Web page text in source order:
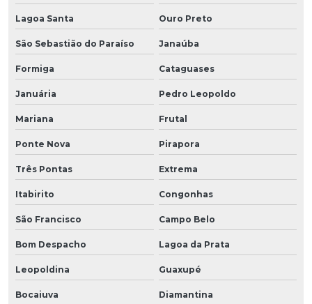
Lagoa Santa Ouro Preto
São Sebastião do Paraíso Janaúba
Formiga Cataguases
Januária Pedro Leopoldo
Mariana Frutal
Ponte Nova Pirapora
Três Pontas Extrema
Itabirito Congonhas
São Francisco Campo Belo
Bom Despacho Lagoa da Prata
Leopoldina Guaxupé
Bocaiuva Diamantina